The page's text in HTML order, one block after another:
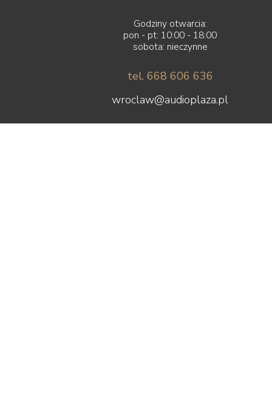
Godziny otwarcia:
pon - pt: 10:00 - 18:00
sobota: nieczynne
tel. 668 606 636
wroclaw@audioplaza.pl